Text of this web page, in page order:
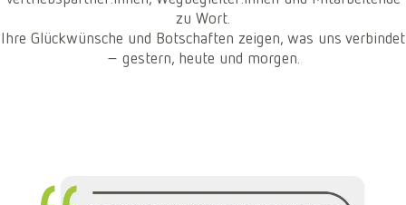
zu Wort.
Ihre Glückwünsche und Botschaften zeigen, was uns verbindet
– gestern, heute und morgen.